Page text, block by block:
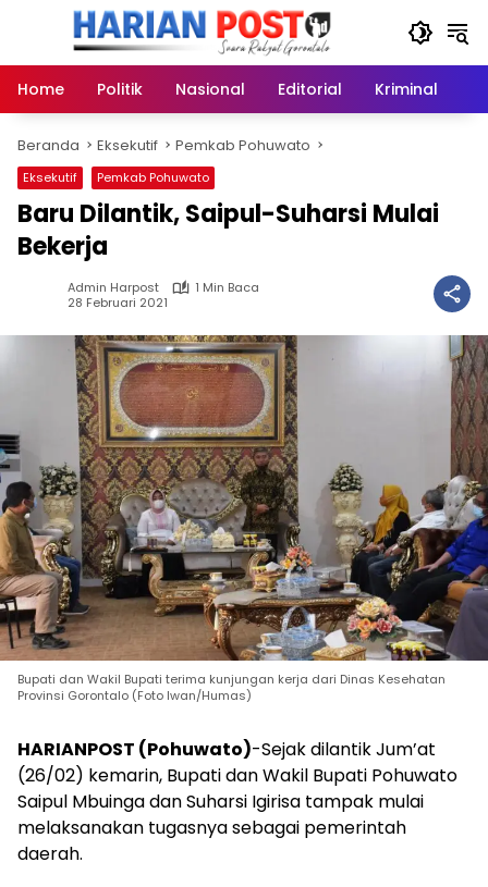
Home
Politik Nasional Editorial Kriminal
Beranda Eksekutif Pemkab Pohuwato
Eksekutif Pemkab Pohuwato
Baru Dilantik, Saipul-Suharsi Mulai
Bekerja
Admin Harpost
1 Min Baca
28 Februari 2021
Bupati dan Wakil Bupati terima kunjungan kerja dari Dinas Kesehatan
Provinsi Gorontalo (Foto Iwan/Humas)
HARIANPOST (Pohuwato)-Sejak dilantik Jum’at
(26/02) kemarin, Bupati dan Wakil Bupati Pohuwato
Saipul Mbuinga dan Suharsi Igirisa tampak mulai
melaksanakan tugasnya sebagai pemerintah
daerah.